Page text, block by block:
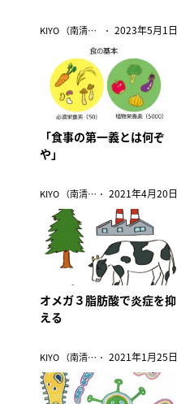
KIYO （南清貴） 2023年5月1日
「食事の第一義とは何ぞ
や」
KIYO （南清貴） 2021年4月20日
オメガ３脂肪酸で炎症を抑
える
KIYO （南清貴） 2021年1月25日